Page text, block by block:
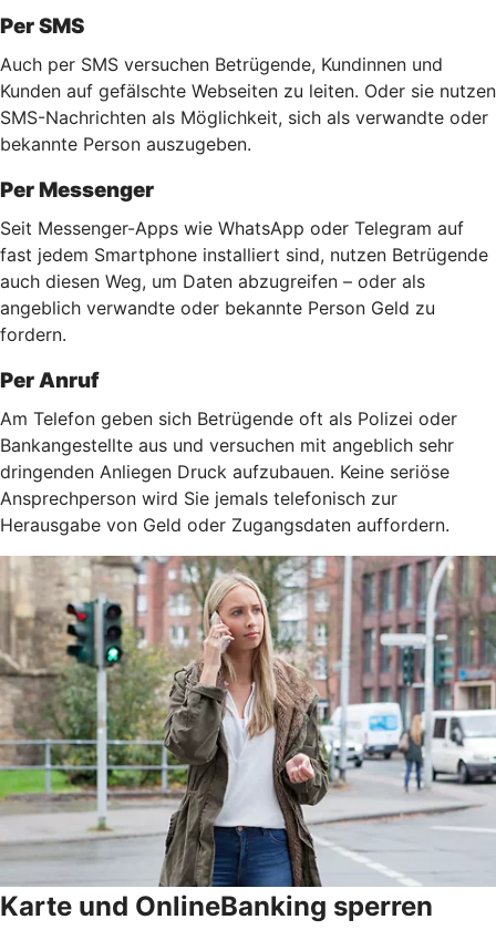
Per SMS
Auch per SMS versuchen Betrügende, Kundinnen und
Kunden auf gefälschte Webseiten zu leiten. Oder sie nutzen
SMS-Nachrichten als Möglichkeit, sich als verwandte oder
bekannte Person auszugeben.
Per Messenger
Seit Messenger-Apps wie WhatsApp oder Telegram auf
fast jedem Smartphone installiert sind, nutzen Betrügende
auch diesen Weg, um Daten abzugreifen – oder als
angeblich verwandte oder bekannte Person Geld zu
fordern.
Per Anruf
Am Telefon geben sich Betrügende oft als Polizei oder
Bankangestellte aus und versuchen mit angeblich sehr
dringenden Anliegen Druck aufzubauen. Keine seriöse
Ansprechperson wird Sie jemals telefonisch zur
Herausgabe von Geld oder Zugangsdaten auffordern.
Karte und OnlineBanking sperren